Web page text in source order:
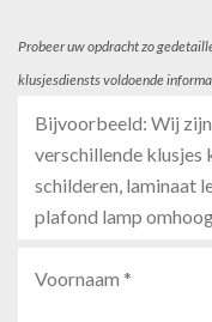
Probeer uw opdracht zo
klusjesdiensts voldoende